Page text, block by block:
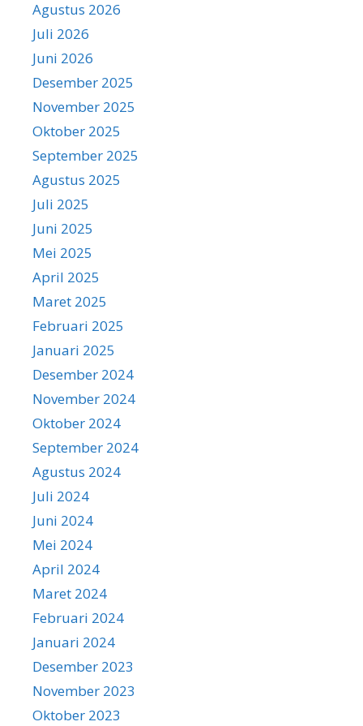
Agustus 2026
Juli 2026
Juni 2026
Desember 2025
November 2025
Oktober 2025
September 2025
Agustus 2025
Juli 2025
Juni 2025
Mei 2025
April 2025
Maret 2025
Februari 2025
Januari 2025
Desember 2024
November 2024
Oktober 2024
September 2024
Agustus 2024
Juli 2024
Juni 2024
Mei 2024
April 2024
Maret 2024
Februari 2024
Januari 2024
Desember 2023
November 2023
Oktober 2023